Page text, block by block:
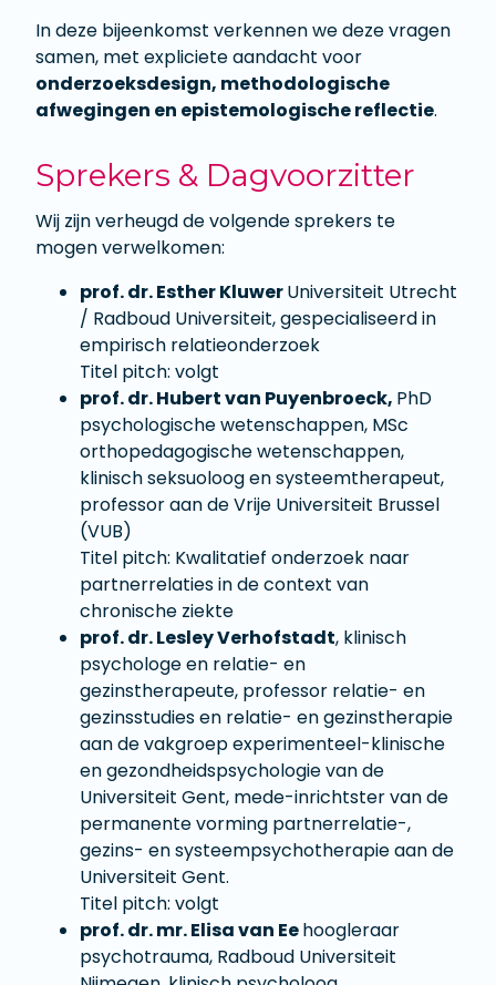
In deze bijeenkomst verkennen we deze vragen
samen, met expliciete aandacht voor
onderzoeksdesign, methodologische
afwegingen en epistemologische reflectie.
Sprekers & Dagvoorzitter
Wij zijn verheugd de volgende sprekers te
mogen verwelkomen:
prof. dr. Esther KluwerUniversiteit Utrecht
/ Radboud Universiteit, gespecialiseerd in
empirisch relatieonderzoek
Titel pitch: volgt
prof. dr. Hubert van Puyenbroeck, PhD
psychologische wetenschappen, MSc
orthopedagogische wetenschappen,
klinisch seksuoloog en systeemtherapeut,
professor aan de Vrije Universiteit Brussel
(VUB)
Titel pitch: Kwalitatief onderzoek naar
partnerrelaties in de context van
chronische ziekte
prof. dr. Lesley Verhofstadt, klinisch
psychologe en relatie- en
gezinstherapeute, professor relatie- en
gezinsstudies en relatie- en gezinstherapie
aan de vakgroep experimenteel-klinische
en gezondheidspsychologie van de
Universiteit Gent, mede-inrichtster van de
permanente vorming partnerrelatie-,
gezins- en systeempsychotherapie aan de
Universiteit Gent.
Titel pitch: volgt
prof. dr. mr. Elisa van Eehoogleraar
psychotrauma, Radboud Universiteit